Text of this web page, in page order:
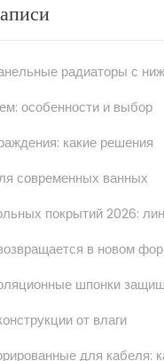
радиаторы с
особенности и выбор
какие решения
современных ванных
покрытий 2026:
в новом
шпонки
от влаги
для кабеля: